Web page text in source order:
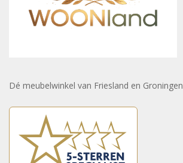
Dé meubelwinkel van Friesland en Groningen